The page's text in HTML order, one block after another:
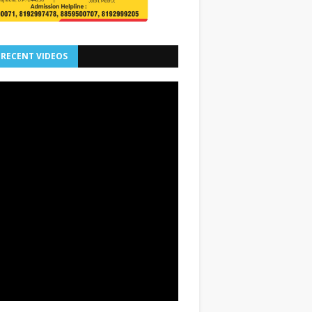
VIDEOS